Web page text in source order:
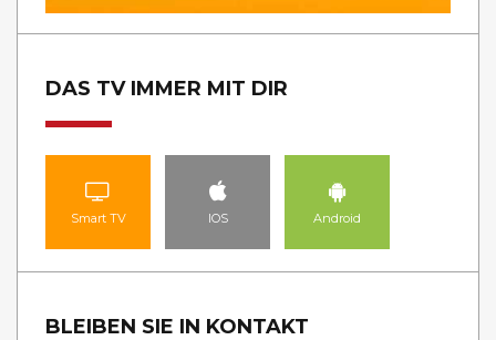
DAS TV IMMER MIT DIR
Smart TV IOS Android
BLEIBEN SIE IN KONTAKT